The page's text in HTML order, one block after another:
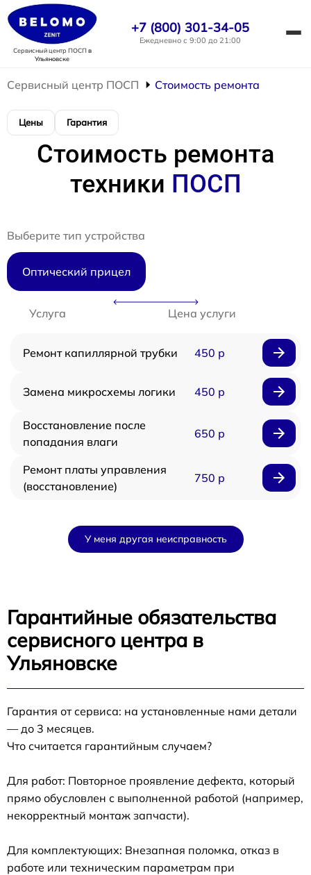
Сервисный центр ПОСПв
Ульяновске
+7 (800) 301-34-05
Ежедневно с 9:00 до 21:00
Сервисный центр ПОСП Стоимость ремонта
Цены Гарантия
Стоимость ремонта
техники ПОСП
Выберите тип устройства
Оптический прицел
Услуга Цена услуги
Ремонт капиллярной трубки 450 р
Замена микросхемы логики 450 р
Восстановление после
попадания влаги
650 р
Ремонт платы управления
(восстановление)
750 р
У меня другая неисправность
Гарантийные обязательства
сервисного центра в
Ульяновске
Гарантия от сервиса: на установленные нами детали
— до 3 месяцев.
Что считается гарантийным случаем?
Для работ: Повторное проявление дефекта, который
прямо обусловлен с выполненной работой (например,
некорректный монтаж запчасти).
Для комплектующих: Внезапная поломка, отказ в
работе или техническим параметрам при